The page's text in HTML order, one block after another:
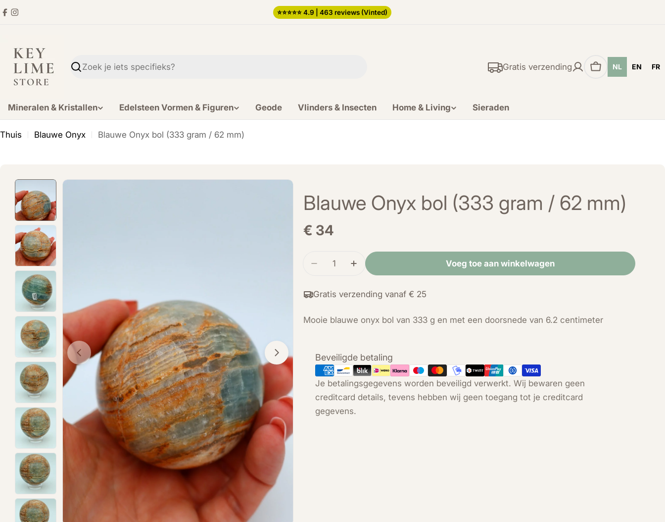
Ga
inhoud
Facebook
Instagram
⭐️⭐️⭐️⭐️⭐️ 4.9 | 463 reviews (Vinted)
Zoekopdracht
Gratis verzending
Winkelwagen
NL EN FR
Mineralen & Kristallen Edelsteen Vormen & Figuren Geode Vlinders & Insecten Home & Living Sieraden
Thuis Blauwe Onyx Blauwe Onyx bol (333 gram / 62 mm)
Open media 0 in modal Open media 1 in modal
Blauwe Onyx bol (333 gram / 62 mm)
Normale
€ 34
Hoeveelheid
Verminder de hoeveelheid voor Blauwe Onyx bol (333 gram / 62 mm)
Verhoog de hoeveelheid voor Blauwe Onyx bol (333 gram / 62 mm)
Voeg toe aan winkelwagen
Gratis verzending vanaf € 25
Mooie blauwe onyx bol van 333 g en met een doorsnede van 6.2 centimeter
Beveiligde betaling
Betaalmethoden
Je betalingsgegevens worden beveiligd verwerkt. Wij bewaren geen
creditcard details, tevens hebben wij geen toegang tot je creditcard
gegevens.